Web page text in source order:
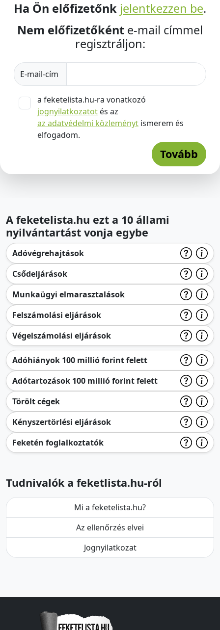
Ha Ön előfizetőnk jelentkezzen be.
Nem előfizetőként e-mail címmel
regisztráljon:
E-mail-cím
a feketelista.hu-ra vonatkozó
jognyilatkozatot és az
az adatvédelmi közleményt ismerem és
elfogadom.
Tovább
A feketelista.hu ezt a 10 állami
nyilvántartást vonja egybe
Adóvégrehajtások
Csődeljárások
Munkaügyi elmarasztalások
Felszámolási eljárások
Végelszámolási eljárások
Adóhiányok 100 millió forint felett
Adótartozások 100 millió forint felett
Törölt cégek
Kényszertörlési eljárások
Feketén foglalkoztatók
Tudnivalók a feketlista.hu-ról
Mi a feketelista.hu?
Az ellenőrzés elvei
Jognyilatkozat